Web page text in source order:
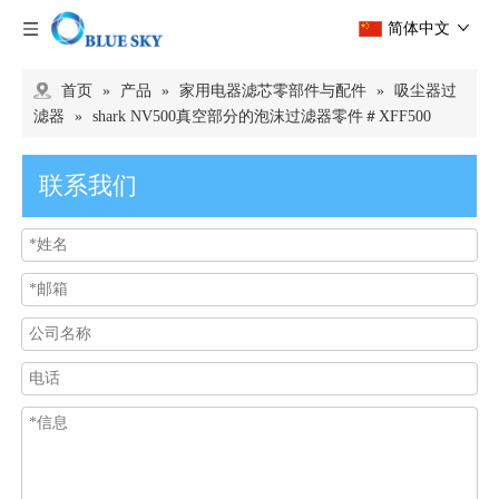
简体中文
首页 » 产品 » 家用电器滤芯零部件与配件 » 吸尘器过
滤器
» shark NV500真空部分的泡沫过滤器零件＃XFF500
联系我们